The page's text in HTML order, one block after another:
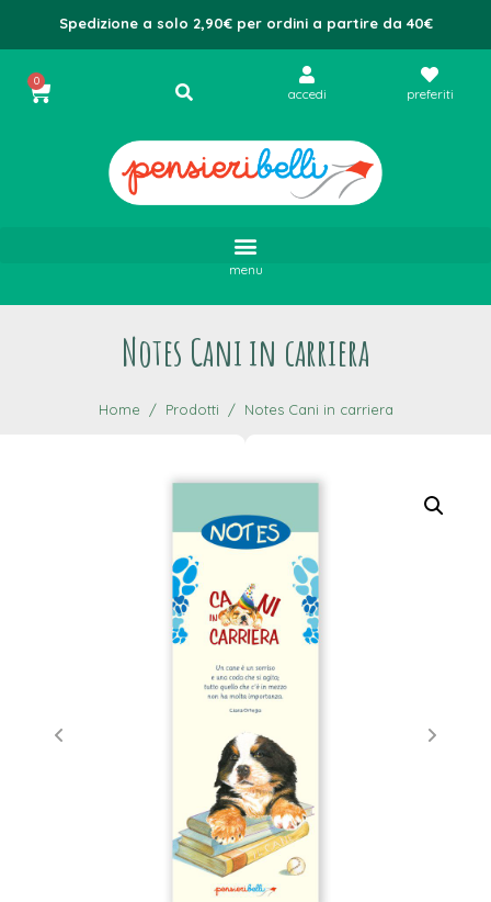
Spedizione a solo 2,90€ per ordini a partire da 40€
0
accedi preferiti
menu
Notes Cani in carriera
Home Prodotti Notes Cani in carriera